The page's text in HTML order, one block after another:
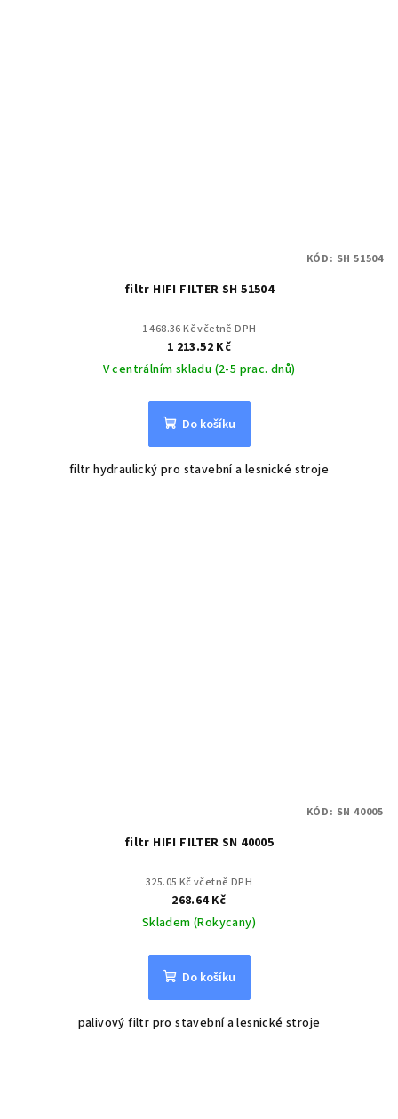
filtr HIFI FILTER SH 51504
1 468.36 Kč včetně DPH
1 213.52 Kč
V centrálním skladu (2-5 prac. dnů)
Do košíku
filtr hydraulický pro stavební a lesnické stroje
KÓD: SH 51504
filtr HIFI FILTER SN 40005
325.05 Kč včetně DPH
268.64 Kč
Skladem (Rokycany)
Do košíku
palivový filtr pro stavební a lesnické stroje
KÓD: SN 40005